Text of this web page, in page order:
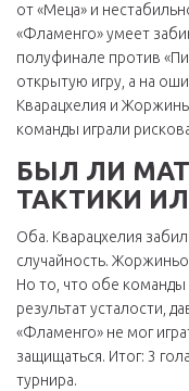
от «Меца» и
«Фламенго» умеет
полуфинале против
открытую игру, а на
Кварацхелия и
команды играли
БЫЛ ЛИ
ТАКТИКИ
Оба. Кварацхелия
случайность.
Но то, что обе команды
результат усталости,
«Фламенго» не мог
защищаться. Итог: 3
турнира.